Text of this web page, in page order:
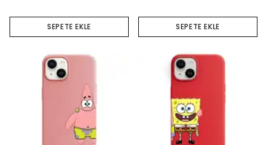
SEPETE EKLE SEPETE EKLE